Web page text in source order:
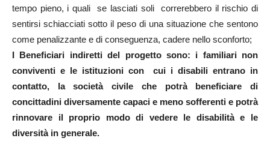
tempo pieno, i quali se lasciati soli correrebbero il rischio di
sentirsi schiacciati sotto il peso di una situazione che sentono
come penalizzante e di conseguenza, cadere nello sconforto;
I Beneficiari indiretti del progetto sono: i familiari non
conviventi e le istituzioni con cui i disabili entrano in
contatto, la società civile che potrà beneficiare di
concittadini diversamente capaci e meno sofferenti e potrà
rinnovare il proprio modo di vedere le disabilità e le
diversità in generale.